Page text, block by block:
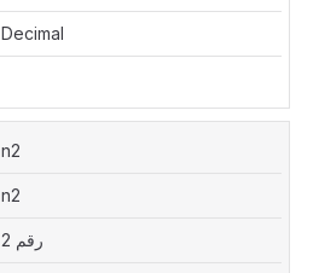
Decimal
n2
n2
رقم 2